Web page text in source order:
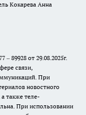
Кокарева Анна
89928 от 29.08.2025г.
связи,
При
новостного
также теле-
При использовании